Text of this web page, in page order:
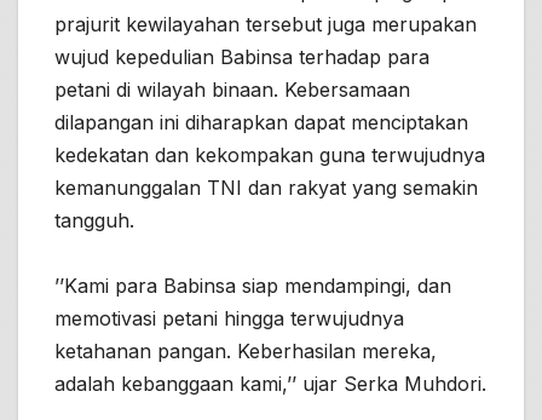
prajurit kewilayahan tersebut juga merupakan
wujud kepedulian Babinsa terhadap para
petani di wilayah binaan. Kebersamaan
dilapangan ini diharapkan dapat menciptakan
kedekatan dan kekompakan guna terwujudnya
kemanunggalan TNI dan rakyat yang semakin
tangguh.
’’Kami para Babinsa siap mendampingi, dan
memotivasi petani hingga terwujudnya
ketahanan pangan. Keberhasilan mereka,
adalah kebanggaan kami,’’ ujar Serka Muhdori.